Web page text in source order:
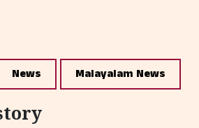
News Malayalam News